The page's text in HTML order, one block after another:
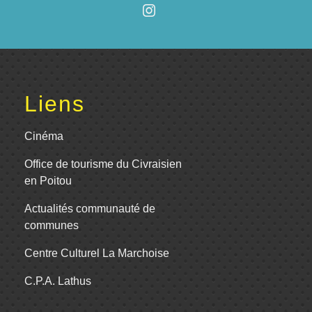
Liens
Cinéma
Office de tourisme du Civraisien
en Poitou
Actualités communauté de
communes
Centre Culturel La Marchoise
C.P.A. Lathus